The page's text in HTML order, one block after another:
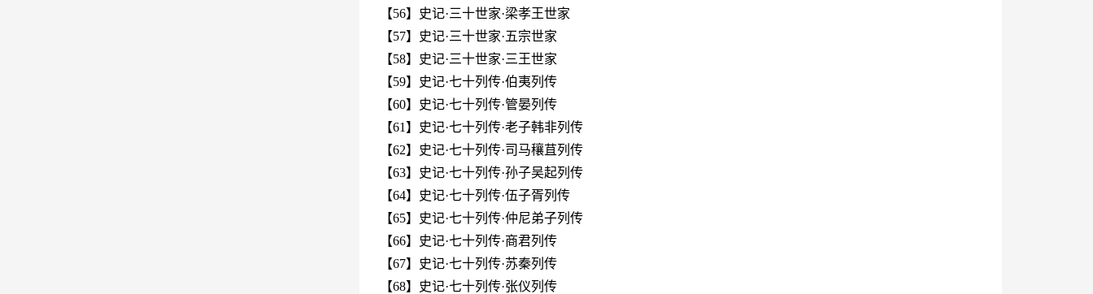
【56】史记·三十世家·梁孝王世家
【57】史记·三十世家·五宗世家
【58】史记·三十世家·三王世家
【59】史记·七十列传·伯夷列传
【60】史记·七十列传·管晏列传
【61】史记·七十列传·老子韩非列传
【62】史记·七十列传·司马穰苴列传
【63】史记·七十列传·孙子吴起列传
【64】史记·七十列传·伍子胥列传
【65】史记·七十列传·仲尼弟子列传
【66】史记·七十列传·商君列传
【67】史记·七十列传·苏秦列传
【68】史记·七十列传·张仪列传